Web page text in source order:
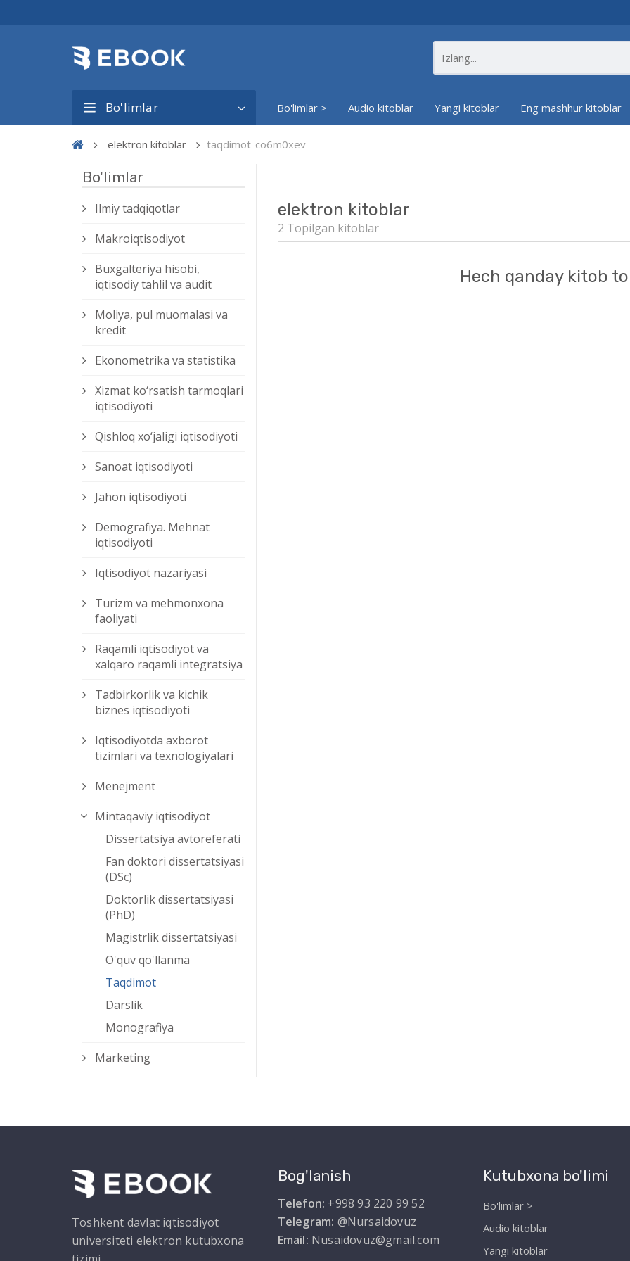
Bo'limlar Bo'limlar > Audio kitoblar Yangi kitoblar Eng mashhur kitoblar
elektron kitoblar taqdimot-co6m0xev
Bo'limlar
Ilmiy tadqiqotlar
Makroiqtisodiyot
Buxgalteriya hisobi,
iqtisodiy tahlil va audit
Moliya, pul muomalasi va
kredit
Ekonometrika va statistika
Xizmat kо‘rsatish tarmoqlari
iqtisodiyoti
Qishloq xо‘jaligi iqtisodiyoti
Sanoat iqtisodiyoti
Jahon iqtisodiyoti
Demografiya. Mehnat
iqtisodiyoti
Iqtisodiyot nazariyasi
Turizm va mehmonxona
faoliyati
Raqamli iqtisodiyot va
xalqaro raqamli integratsiya
Tadbirkorlik va kichik
biznes iqtisodiyoti
Iqtisodiyotda axborot
tizimlari va texnologiyalari
Menejment
Mintaqaviy iqtisodiyot
Dissertatsiya avtoreferati
Fan doktori dissertatsiyasi
(DSc)
Doktorlik dissertatsiyasi
(PhD)
Magistrlik dissertatsiyasi
O'quv qo'llanma
Taqdimot
Darslik
Monografiya
Marketing
elektron kitoblar
2 Topilgan kitoblar
Hech qanday kitob
Toshkent davlat iqtisodiyot
universiteti elektron kutubxona
Bog'lanish
Telefon: +998 93 220 99 52
Telegram: @Nursaidovuz
Email: Nusaidovuz@gmail.com
Kutubxona bo'limi
Bo'limlar >
Audio kitoblar
Yangi kitoblar